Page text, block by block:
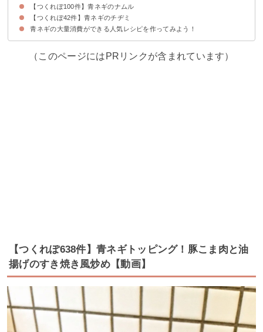
【つくれぽ100件】青ネギのナムル
【つくれぽ42件】青ネギのチヂミ
青ネギの大量消費ができる人気レシピを作ってみよう！
（このページにはPRリンクが含まれています）
【つくれぽ638件】青ネギトッピング！豚こま肉と油
揚げのすき焼き風炒め【動画】